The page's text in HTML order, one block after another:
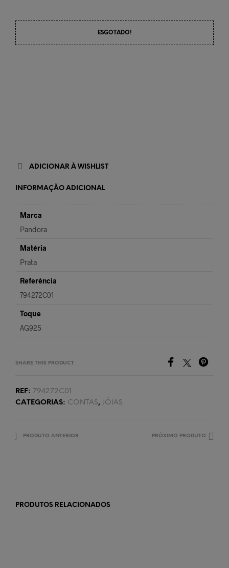
ESGOTADO!
ADICIONAR À WISHLIST
INFORMAÇÃO ADICIONAL
Marca
Pandora
Matéria
Prata
Referência
794272C01
Toque
AG925
SHARE THIS PRODUCT
REF: 794272C01
CATEGORIAS: CONTAS, JÓIAS
PRODUTO ANTERIOR PRÓXIMO PRODUTO
PRODUTOS RELACIONADOS